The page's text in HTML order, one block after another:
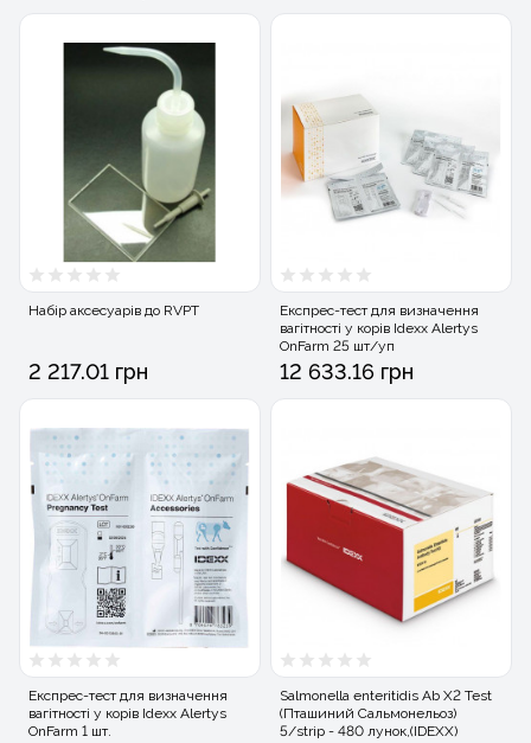
Набір аксесуарів до RVPT
2 217.01 грн
Експрес-тест для визначення
вагітності у корів Idexx Alertys
OnFarm 25 шт/уп
12 633.16 грн
Експрес-тест для визначення
вагітності у корів Idexx Alertys
OnFarm 1 шт.
Salmonella enteritidis Ab X2 Test
(Пташиний Cальмонельоз)
5/strip - 480 лунок,(IDEXX)